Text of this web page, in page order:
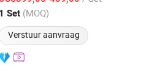
1 Set (MOQ)
Verstuur aanvraag